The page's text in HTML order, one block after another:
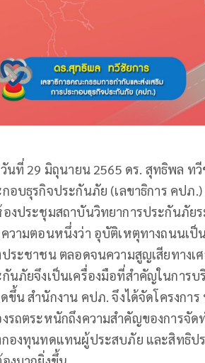
นที่ 29 มิถุนายน 2565 ดร. สุทธิพล ท
อบธุรกิจประกันภัย (เลขาธิการ คปภ
งประชุมสถาบันวิทยาการประกันภัย
ความตอนหนึ่งว่า อุบัติเหตุทางถนนเ
ระชาชน ตลอดจนความสูญเสียทางเ
นภัยจึงเป็นเครื่องมือที่สำคัญในการบ
ขึ้น สำนักงาน คปภ. จึงได้จัดโครงกา
รถตระหนักถึงความสำคัญของการจั
กองทุนทดแทนผู้ประสบภัย และสิทธิป